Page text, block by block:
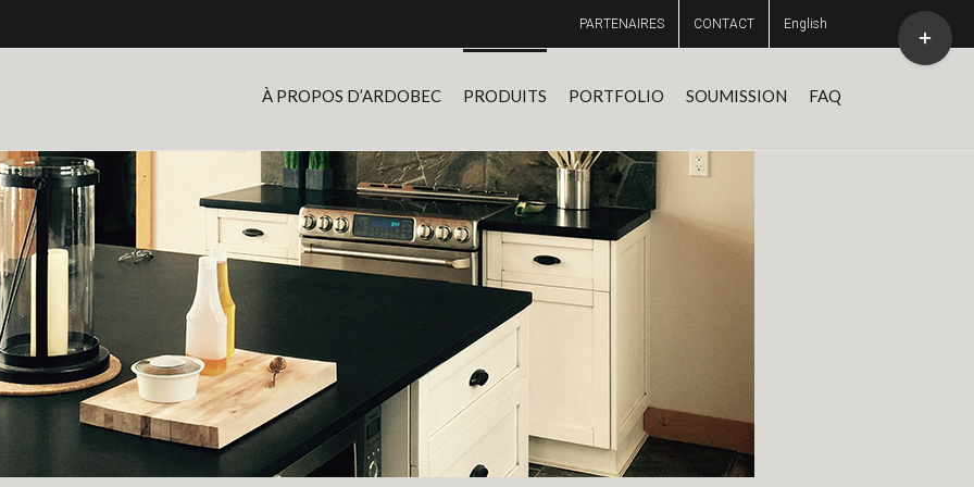
PARTENAIRES CONTACT English
À PROPOS D’ARDOBEC PRODUITS PORTFOLIO SOUMISSION FAQ
Toggle
Sliding
Bar